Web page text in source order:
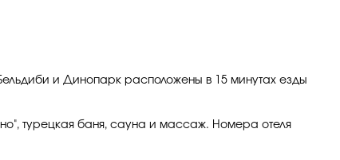
и Динопарк расположены в 15 минутах езды
турецкая баня, сауна и массаж. Номера отеля